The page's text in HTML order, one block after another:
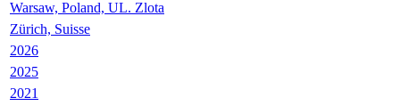
Warsaw, Poland, UL. Zlota
Zürich, Suisse
2026
2025
2021